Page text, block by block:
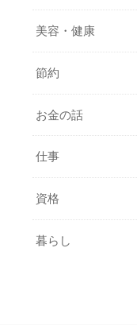
美容・健康
節約
お金の話
仕事
資格
暮らし